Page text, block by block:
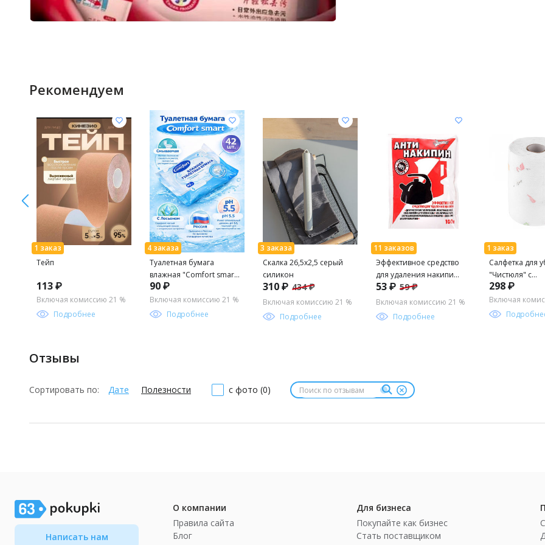
Рекомендуем
Тейп
113 ₽
Включая комиссию 21 %
Подробнее
Туалетная бумага
влажная "Comfort smart"
42шт в упаковке
16,5х13,5х2см,
смываемая, с лосьоном,
90 ₽
Включая комиссию 21 %
Подробнее
Скалка 26,5x2,5 серый
силикон
310 ₽ 434 ₽
Включая комиссию 21 %
Подробнее
Эффективное средство
для удаления накипи
100 г
53 ₽ 59 ₽
Включая комиссию 21 %
Подробнее
Салфетка для
"Чистюля" с
перфорацией
65шт в рулоне,
материал 60г/
298 ₽
Включая
Отзывы
Сортировать по: Дате Полезности с фото (0)
Написать нам
О компании
Правила сайта
Блог
Для бизнеса
Покупайте как бизнес
Стать поставщиком